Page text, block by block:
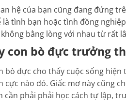
hệ của bạn cũng đang đứng
là tình bạn hoặc tình đồng
bằng lòng với nhau từ rất
con bò đực trưởng
bò đực cho thấy cuộc sống
cực nào đó. Giấc mơ này cũng
cần phải phải học cách tự lập,